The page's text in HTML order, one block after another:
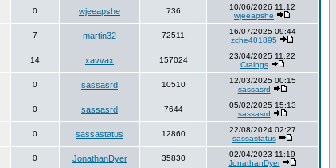
0 wjeeapshe 736
10/06/2026 11:12
wjeeapshe
7 martin32 72511
16/07/2025 09:44
zche401895
14 xavvax 157024
23/04/2025 11:22
Craings
0 sassasrd 10510
12/03/2025 00:15
sassasrd
0 sassasrd 7644
05/02/2025 15:13
sassasrd
0 sassastatus 12860
22/08/2024 02:27
sassastatus
0 JonathanDyer 35830
02/04/2023 11:19
JonathanDyer